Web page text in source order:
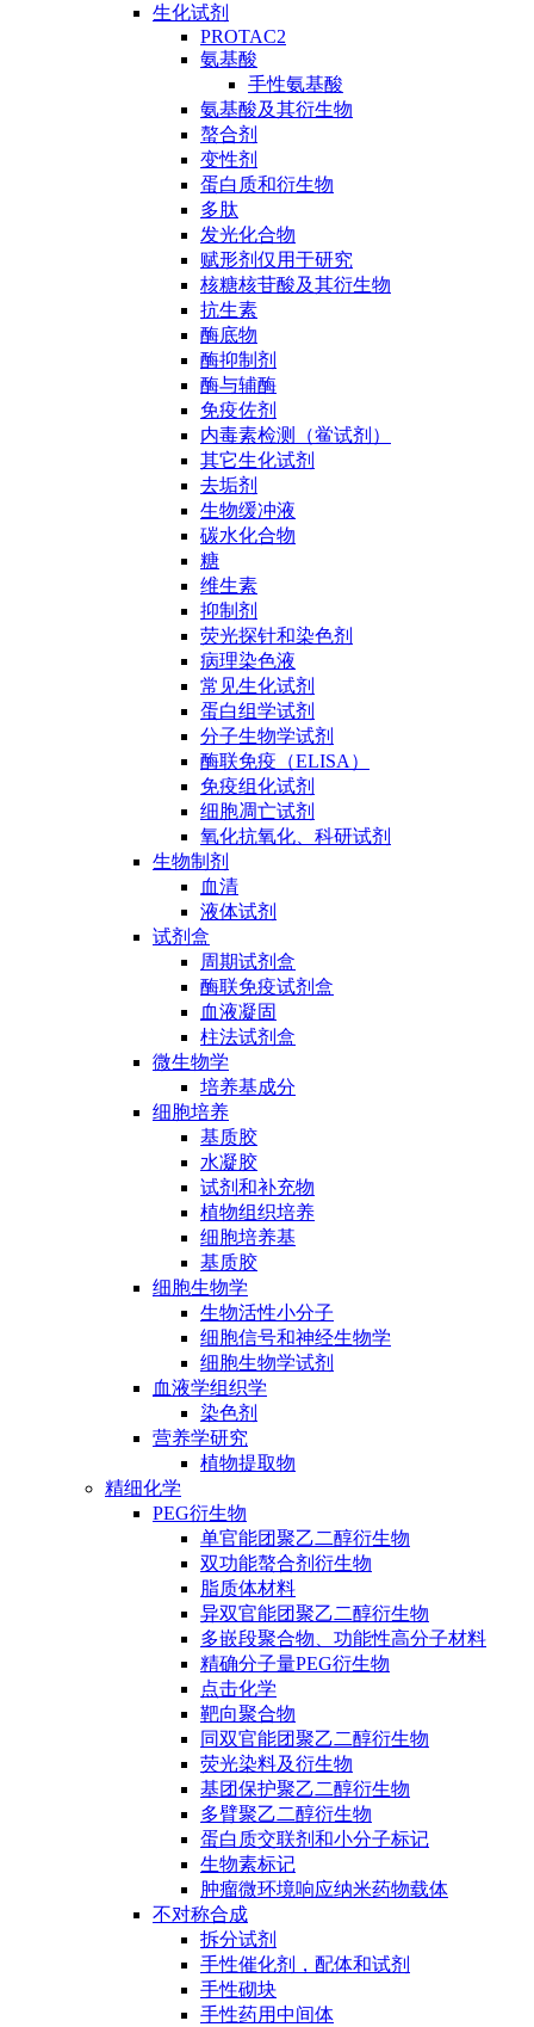
生化试剂
PROTAC2
氨基酸
手性氨基酸
氨基酸及其衍生物
螯合剂
变性剂
蛋白质和衍生物
多肽
发光化合物
赋形剂仅用于研究
核糖核苷酸及其衍生物
抗生素
酶底物
酶抑制剂
酶与辅酶
免疫佐剂
内毒素检测（鲎试剂）
其它生化试剂
去垢剂
生物缓冲液
碳水化合物
糖
维生素
抑制剂
荧光探针和染色剂
病理染色液
常见生化试剂
蛋白组学试剂
分子生物学试剂
酶联免疫（ELISA）
免疫组化试剂
细胞凋亡试剂
氧化抗氧化、科研试剂
生物制剂
血清
液体试剂
试剂盒
周期试剂盒
酶联免疫试剂盒
血液凝固
柱法试剂盒
微生物学
培养基成分
细胞培养
基质胶
水凝胶
试剂和补充物
植物组织培养
细胞培养基
基质胶
细胞生物学
生物活性小分子
细胞信号和神经生物学
细胞生物学试剂
血液学组织学
染色剂
营养学研究
植物提取物
精细化学
PEG衍生物
单官能团聚乙二醇衍生物
双功能螯合剂衍生物
脂质体材料
异双官能团聚乙二醇衍生物
多嵌段聚合物、功能性高分子材料
精确分子量PEG衍生物
点击化学
靶向聚合物
同双官能团聚乙二醇衍生物
荧光染料及衍生物
基团保护聚乙二醇衍生物
多臂聚乙二醇衍生物
蛋白质交联剂和小分子标记
生物素标记
肿瘤微环境响应纳米药物载体
不对称合成
拆分试剂
手性催化剂，配体和试剂
手性砌块
手性药用中间体